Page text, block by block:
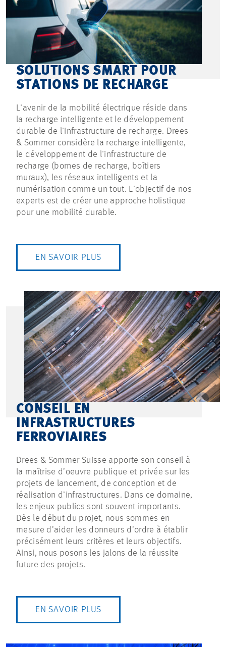
SOLUTIONS SMART POUR
STATIONS DE RECHARGE
L'avenir de la mobilité électrique réside dans
la recharge intelligente et le développement
durable de l'infrastructure de recharge. Drees
& Sommer considère la recharge intelligente,
le développement de l'infrastructure de
recharge (bornes de recharge, boîtiers
muraux), les réseaux intelligents et la
numérisation comme un tout. L'objectif de nos
experts est de créer une approche holistique
pour une mobilité durable.
EN SAVOIR PLUS
CONSEIL EN
INFRASTRUCTURES
FERROVIAIRES
Drees & Sommer Suisse apporte son conseil à
la maîtrise d’oeuvre publique et privée sur les
projets de lancement, de conception et de
réalisation d’infrastructures. Dans ce domaine,
les enjeux publics sont souvent importants.
Dès le début du projet, nous sommes en
mesure d’aider les donneurs d’ordre à établir
précisément leurs critères et leurs objectifs.
Ainsi, nous posons les jalons de la réussite
future des projets.
EN SAVOIR PLUS